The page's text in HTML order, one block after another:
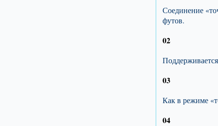
Соединение
футов.
02
03
Как в режиме
04